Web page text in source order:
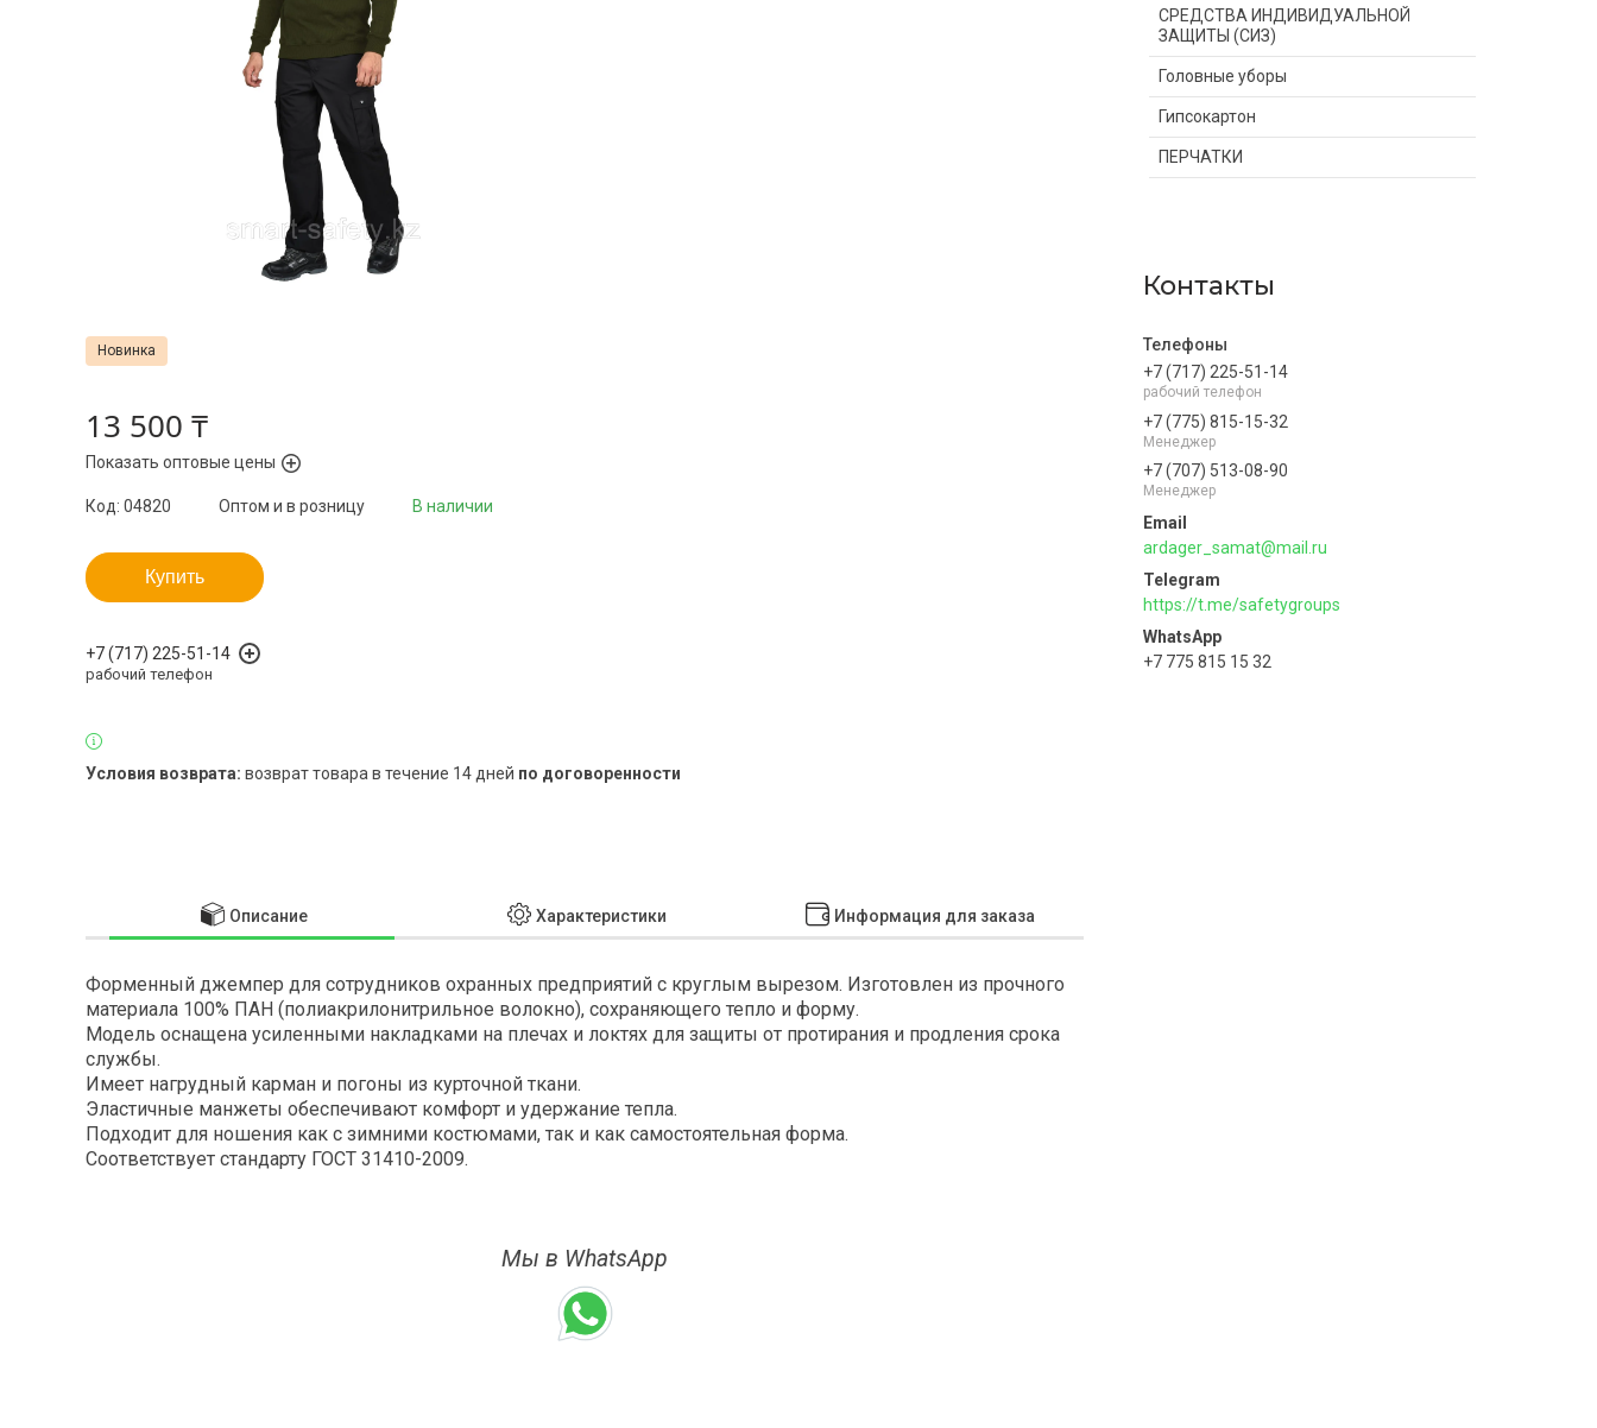
СРЕДСТВА ИНДИВИДУАЛЬНОЙ
ЗАЩИТЫ (СИЗ)
Головные уборы
Гипсокартон
ПЕРЧАТКИ
Контакты
+7 (717) 225-51-14
рабочий телефон
+7 (775) 815-15-32
Менеджер
+7 (707) 513-08-90
Менеджер
ardager_samat@mail.ru
https://t.me/safetygroups
+7 775 815 15 32
Новинка
13 500 ₸
Показать оптовые цены
В наличии
Оптом и в розницу
Код: 04820
Купить
+7 (717) 225-51-14
рабочий телефон
возврат товара в течение 14 дней по договоренности
Описание Характеристики Информация для заказа
Форменный джемпер для сотрудников охранных предприятий с круглым вырезом. Изготовлен из прочного
материала 100% ПАН (полиакрилонитрильное волокно), сохраняющего тепло и форму.
Модель оснащена усиленными накладками на плечах и локтях для защиты от протирания и продления срока
службы.
Имеет нагрудный карман и погоны из курточной ткани.
Эластичные манжеты обеспечивают комфорт и удержание тепла.
Подходит для ношения как с зимними костюмами, так и как самостоятельная форма.
Соответствует стандарту ГОСТ 31410-2009.
Мы в WhatsApp